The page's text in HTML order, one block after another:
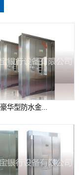
豪华型防水金...